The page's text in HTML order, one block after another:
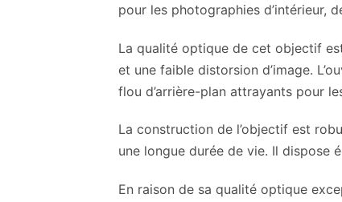
pour les photographies d’intérieur,
La qualité optique de cet objectif
et une faible distorsion d’image.
flou d’arrière-plan attrayants pour
La construction de l’objectif est
une longue durée de vie. Il dispose
En raison de sa qualité optique